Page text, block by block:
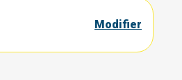
Modifier